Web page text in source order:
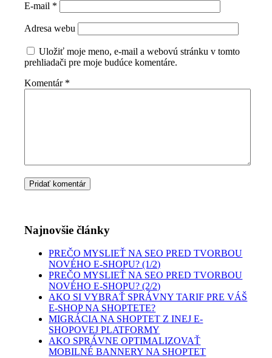
E-mail *
Adresa webu
Uložiť moje meno, e-mail a webovú stránku v tomto
prehliadači pre moje budúce komentáre.
Komentár *
Najnovšie články
PREČO MYSLIEŤ NA SEO PRED TVORBOU
NOVÉHO E-SHOPU? (1/2)
PREČO MYSLIEŤ NA SEO PRED TVORBOU
NOVÉHO E-SHOPU? (2/2)
AKO SI VYBRAŤ SPRÁVNY TARIF PRE VÁŠ
E-SHOP NA SHOPTETE?
MIGRÁCIA NA SHOPTET Z INEJ E-
SHOPOVEJ PLATFORMY
AKO SPRÁVNE OPTIMALIZOVAŤ
MOBILNÉ BANNERY NA SHOPTET